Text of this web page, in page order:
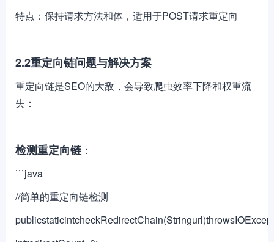
特点：保持请求方法和体，适用于POST请求重定向
2.2重定向链问题与解决方案
重定向链是SEO的大敌，会导致爬虫效率下降和权重流
失：
检测重定向链 ：
```java
//简单的重定向链检测